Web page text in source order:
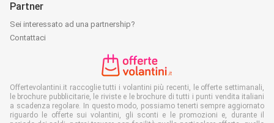
Partner
Sei interessato ad una partnership?
Contattaci
Offertevolantini.it raccoglie tutti i volantini più recenti, le offerte settimanali,
le brochure pubblicitarie, le riviste e le brochure di tutti i punti vendita italiani
a scadenza regolare. In questo modo, possiamo tenerti sempre aggiornato
riguardo le offerte sui volantini, gli sconti e le promozioni e, durante il